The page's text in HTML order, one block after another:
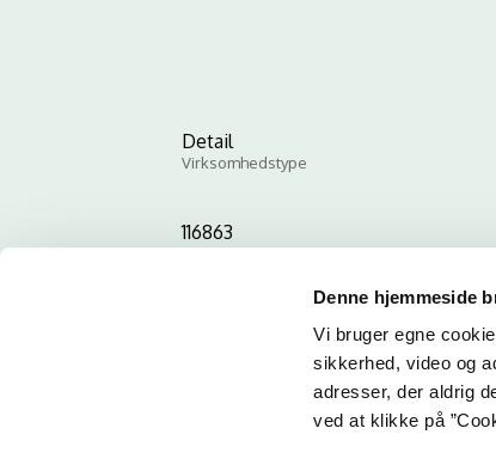
Denne hjemmeside
Vi bruger egne
sikkerhed, video og
adresser, der aldrig
ved at klikke på
Detail
Virksomhedstype
116863
ID-nummer